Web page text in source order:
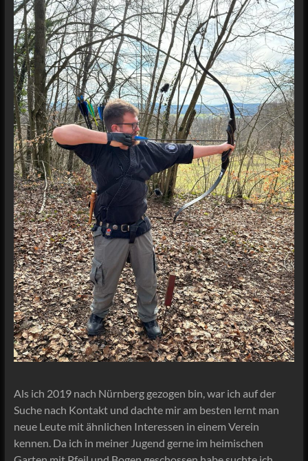
Als ich 2019 nach Nürnberg gezogen bin, war ich auf der
Suche nach Kontakt und dachte mir am besten lernt man
neue Leute mit ähnlichen Interessen in einem Verein
kennen. Da ich in meiner Jugend gerne im heimischen